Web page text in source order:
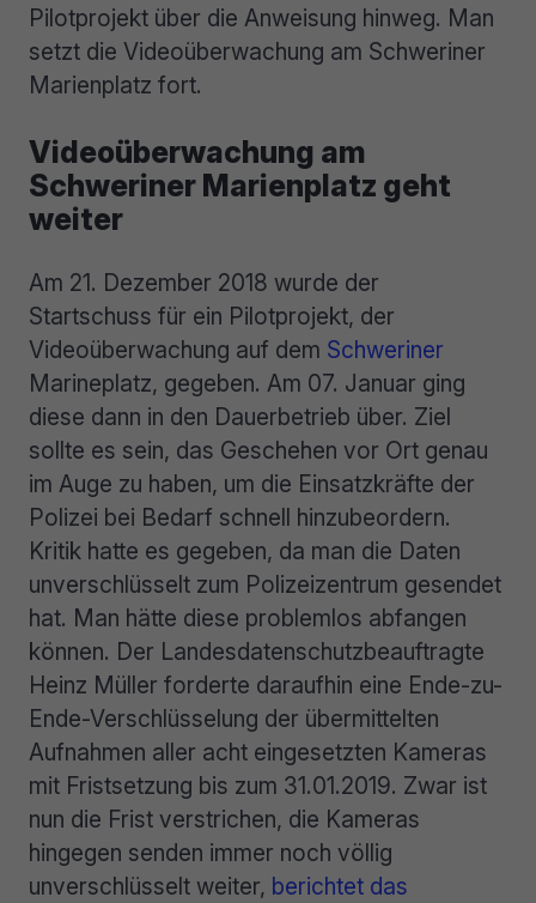
Pilotprojekt über die Anweisung hinweg. Man
setzt die Videoüberwachung am Schweriner
Marienplatz fort.
Videoüberwachung am
Schweriner Marienplatz geht
weiter
Am 21. Dezember 2018 wurde der
Startschuss für ein Pilotprojekt, der
Videoüberwachung auf dem Schweriner
Marineplatz, gegeben. Am 07. Januar ging
diese dann in den Dauerbetrieb über. Ziel
sollte es sein, das Geschehen vor Ort genau
im Auge zu haben, um die Einsatzkräfte der
Polizei bei Bedarf schnell hinzubeordern.
Kritik hatte es gegeben, da man die Daten
unverschlüsselt zum Polizeizentrum gesendet
hat. Man hätte diese problemlos abfangen
können. Der Landesdatenschutzbeauftragte
Heinz Müller forderte daraufhin eine Ende-zu-
Ende-Verschlüsselung der übermittelten
Aufnahmen aller acht eingesetzten Kameras
mit Fristsetzung bis zum 31.01.2019. Zwar ist
nun die Frist verstrichen, die Kameras
hingegen senden immer noch völlig
unverschlüsselt weiter, berichtet das